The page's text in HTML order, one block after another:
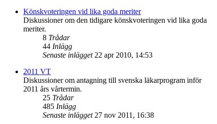
Könskvoteringen vid lika goda meriter
Diskussioner om den tidigare könskvoteringen vid lika goda
meriter.
8 Trådar
44 Inlägg
Senaste inlägget 22 apr 2010, 14:53
2011 VT
Diskussioner om antagning till svenska läkarprogram inför
2011 års vårtermin.
25 Trådar
485 Inlägg
Senaste inlägget 27 nov 2011, 16:38